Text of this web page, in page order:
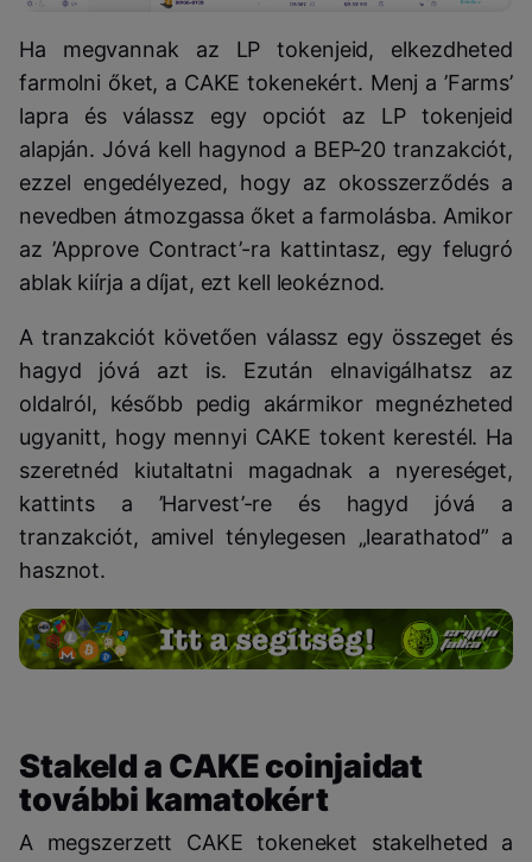
Ha megvannak az LP tokenjeid, elkezdheted
farmolni őket, a CAKE tokenekért. Menj a ’Farms’
lapra és válassz egy opciót az LP tokenjeid
alapján. Jóvá kell hagynod a BEP-20 tranzakciót,
ezzel engedélyezed, hogy az okosszerződés a
nevedben átmozgassa őket a farmolásba. Amikor
az ’Approve Contract’-ra kattintasz, egy felugró
ablak kiírja a díjat, ezt kell leokéznod.
A tranzakciót követően válassz egy összeget és
hagyd jóvá azt is. Ezután elnavigálhatsz az
oldalról, később pedig akármikor megnézheted
ugyanitt, hogy mennyi CAKE tokent kerestél. Ha
szeretnéd kiutaltatni magadnak a nyereséget,
kattints a ’Harvest’-re és hagyd jóvá a
tranzakciót, amivel ténylegesen „learathatod” a
hasznot.
Stakeld a CAKE coinjaidat
további kamatokért
A megszerzett CAKE tokeneket stakelheted a